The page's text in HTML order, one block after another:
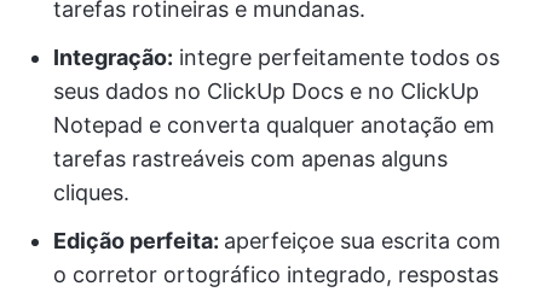
tarefas rotineiras e mundanas.
Integração: integre perfeitamente todos os
seus dados no ClickUp Docs e no ClickUp
Notepad e converta qualquer anotação em
tarefas rastreáveis com apenas alguns
cliques.
Edição perfeita: aperfeiçoe sua escrita com
o corretor ortográfico integrado, respostas